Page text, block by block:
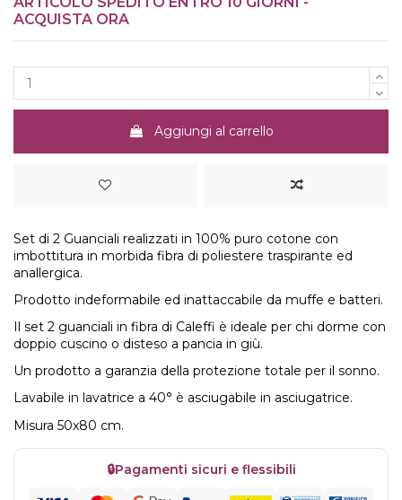
ACQUISTA ORA
Aggiungi al carrello
Set di 2 Guanciali realizzati in 100% puro cotone con
imbottitura in morbida fibra di poliestere traspirante ed
anallergica.
Prodotto indeformabile ed inattaccabile da muffe e batteri.
Il set 2 guanciali in fibra di Caleffi è ideale per chi dorme con
doppio cuscino o disteso a pancia in giù.
Un prodotto a garanzia della protezione totale per il sonno.
Lavabile in lavatrice a 40° è asciugabile in asciugatrice.
Misura 50x80 cm.
🔒Pagamenti sicuri e flessibili